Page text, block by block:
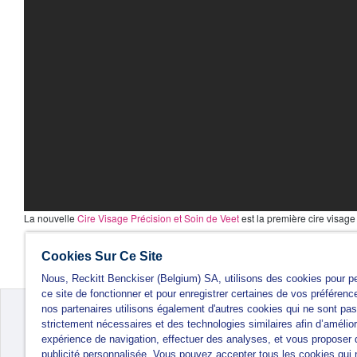
La nouvelle Cire Visage Précision et Soin de Veetest la première cire
Cookies Sur Ce Site
Nous, Reckitt Benckiser (Belgium) SA, utilisons des cookies pour
ce site de fonctionner et pour enregistrer certaines de vos
nos partenaires utilisons également d'autres cookies qui ne sont pas
strictement nécessaires et des technologies similaires afin
expérience de navigation, effectuer des analyses, et vous proposer
publicité personnalisée. Vous pouvez accepter tous les cookies qui